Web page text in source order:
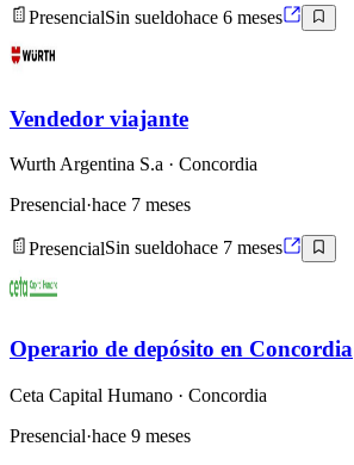
PresencialSin sueldohace 6 meses
Vendedor viajante
Wurth Argentina S.a · Concordia
Presencial·hace 7 meses
PresencialSin sueldohace 7 meses
Operario de depósito en Concordia
Ceta Capital Humano · Concordia
Presencial·hace 9 meses